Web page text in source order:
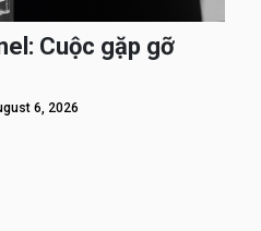
Cuộc gặp gỡ
6, 2026